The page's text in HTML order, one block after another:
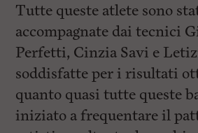
Tutte queste atlete sono
accompagnate dai tecnici
Perfetti, Cinzia Savi e
soddisfatte per i risultati
quanto quasi tutte queste
iniziato a frequentare il